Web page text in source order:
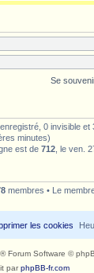
Se
0 invisible et
minutes)
est de 712 , le ven.
membres • Le
les cookies
® Forum Software ©
parphpBB-fr.com